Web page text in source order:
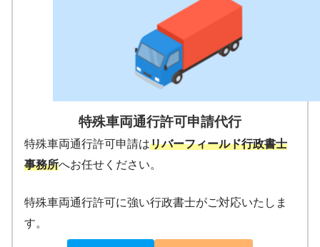
特殊車両通行許可申請代行
特殊車両通行許可申請はリバーフィールド行政書士
事務所へお任せください。
特殊車両通行許可に強い行政書士がご対応いたしま
す。